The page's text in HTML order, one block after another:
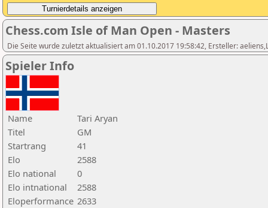
Chess.com Isle of Man Open - Masters
Die Seite wurde zuletzt aktualisiert am 01.10.2017 19:58:42, Ersteller:
Spieler Info
Name
Tari Aryan
Titel
GM
Startrang
41
Elo
2588
Elo national
0
Elo intnational
2588
Eloperformance 2633